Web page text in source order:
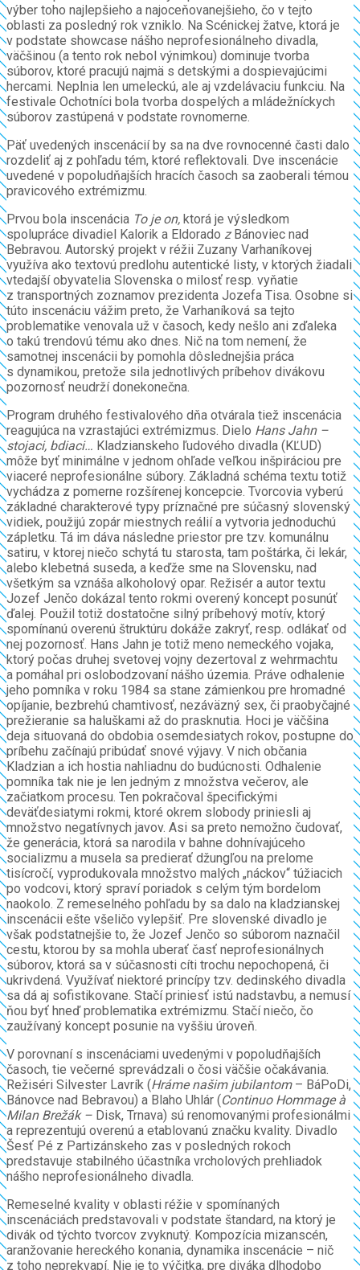
výber toho najlepšieho a najoceňovanejšieho, čo v tejto
oblasti za posledný rok vzniklo. Na Scénickej žatve, ktorá je
v podstate showcase nášho neprofesionálneho divadla,
väčšinou (a tento rok nebol výnimkou) dominuje tvorba
súborov, ktoré pracujú najmä s detskými a dospievajúcimi
hercami. Neplnia len umeleckú, ale aj vzdelávaciu funkciu. Na
festivale Ochotníci bola tvorba dospelých a mládežníckych
súborov zastúpená v podstate rovnomerne.
Päť uvedených inscenácií by sa na dve rovnocenné časti dalo
rozdeliť aj z pohľadu tém, ktoré reflektovali. Dve inscenácie
uvedené v popoludňajších hracích časoch sa zaoberali témou
pravicového extrémizmu.
Prvou bola inscenácia To je on, ktorá je výsledkom
spolupráce divadiel Kalorik a Eldorado z Bánoviec nad
Bebravou. Autorský projekt v réžii Zuzany Varhaníkovej
využíva ako textovú predlohu autentické listy, v ktorých žiadali
vtedajší obyvatelia Slovenska o milosť resp. vyňatie
z transportných zoznamov prezidenta Jozefa Tisa. Osobne si
túto inscenáciu vážim preto, že Varhaníková sa tejto
problematike venovala už v časoch, kedy nešlo ani zďaleka
o takú trendovú tému ako dnes. Nič na tom nemení, že
samotnej inscenácii by pomohla dôslednejšia práca
s dynamikou, pretože sila jednotlivých príbehov divákovu
pozornosť neudrží donekonečna.
Program druhého festivalového dňa otvárala tiež inscenácia
reagujúca na vzrastajúci extrémizmus. Dielo Hans Jahn –
stojaci, bdiaci… Kladzianskeho ľudového divadla (KĽUD)
môže byť minimálne v jednom ohľade veľkou inšpiráciou pre
viaceré neprofesionálne súbory. Základná schéma textu totiž
vychádza z pomerne rozšírenej koncepcie. Tvorcovia vyberú
základné charakterové typy príznačné pre súčasný slovenský
vidiek, použijú zopár miestnych reálií a vytvoria jednoduchú
zápletku. Tá im dáva následne priestor pre tzv. komunálnu
satiru, v ktorej niečo schytá tu starosta, tam poštárka, či lekár,
alebo klebetná suseda, a keďže sme na Slovensku, nad
všetkým sa vznáša alkoholový opar. Režisér a autor textu
Jozef Jenčo dokázal tento rokmi overený koncept posunúť
ďalej. Použil totiž dostatočne silný príbehový motív, ktorý
spomínanú overenú štruktúru dokáže zakryť, resp. odlákať od
nej pozornosť. Hans Jahn je totiž meno nemeckého vojaka,
ktorý počas druhej svetovej vojny dezertoval z wehrmachtu
a pomáhal pri oslobodzovaní nášho územia. Práve odhalenie
jeho pomníka v roku 1984 sa stane zámienkou pre hromadné
opíjanie, bezbrehú chamtivosť, nezáväzný sex, či praobyčajné
prežieranie sa haluškami až do prasknutia. Hoci je väčšina
deja situovaná do obdobia osemdesiatych rokov, postupne do
príbehu začínajú pribúdať snové výjavy. V nich občania
Kladzian a ich hostia nahliadnu do budúcnosti. Odhalenie
pomníka tak nie je len jedným z množstva večerov, ale
začiatkom procesu. Ten pokračoval špecifickými
deväťdesiatymi rokmi, ktoré okrem slobody priniesli aj
množstvo negatívnych javov. Asi sa preto nemožno čudovať,
že generácia, ktorá sa narodila v bahne dohnívajúceho
socializmu a musela sa predierať džungľou na prelome
tisícročí, vyprodukovala množstvo malých „náckov“ túžiacich
po vodcovi, ktorý spraví poriadok s celým tým bordelom
naokolo. Z remeselného pohľadu by sa dalo na kladzianskej
inscenácii ešte všeličo vylepšiť. Pre slovenské divadlo je
však podstatnejšie to, že Jozef Jenčo so súborom naznačil
cestu, ktorou by sa mohla uberať časť neprofesionálnych
súborov, ktorá sa v súčasnosti cíti trochu nepochopená, či
ukrivdená. Využívať niektoré princípy tzv. dedinského divadla
sa dá aj sofistikovane. Stačí priniesť istú nadstavbu, a nemusí
ňou byť hneď problematika extrémizmu. Stačí niečo, čo
zaužívaný koncept posunie na vyššiu úroveň.
V porovnaní s inscenáciami uvedenými v popoludňajších
časoch, tie večerné sprevádzali o čosi väčšie očakávania.
Režiséri Silvester Lavrík (Hráme našim jubilantom– BáPoDi,
Bánovce nad Bebravou) a Blaho Uhlár (Continuo Hommage à
Milan Brežák – Disk, Trnava) sú renomovanými profesionálmi
a reprezentujú overenú a etablovanú značku kvality. Divadlo
Šesť Pé z Partizánskeho zas v posledných rokoch
predstavuje stabilného účastníka vrcholových prehliadok
nášho neprofesionálneho divadla.
Remeselné kvality v oblasti réžie v spomínaných
inscenáciách predstavovali v podstate štandard, na ktorý je
divák od týchto tvorcov zvyknutý. Kompozícia mizanscén,
aranžovanie hereckého konania, dynamika inscenácie – nič
z toho neprekvapí. Nie je to výčitka, pre diváka dlhodobo